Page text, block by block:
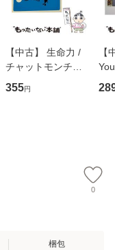
【中古】 生命力 /
チャットモンチー /
キューンレコード
[CD]【メール便送
355円
【
のが
0
梱包